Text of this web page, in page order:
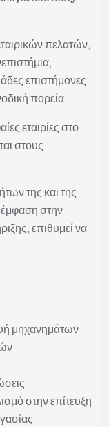
πελατών,
επιστήμονες
πορεία.
εταιρίες στο
στους
της και της
στην
επιθυμεί να
μηχανημάτων
στην επίτευξη